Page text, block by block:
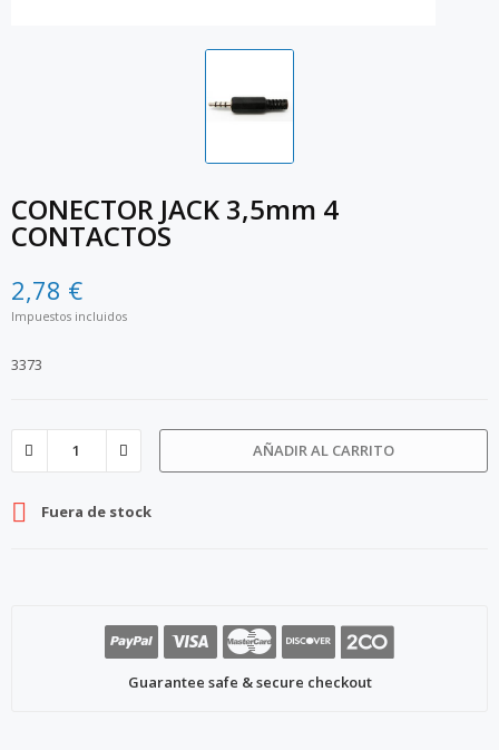
CONECTOR JACK 3,5mm 4
CONTACTOS
2,78 €
Impuestos incluidos
3373
AÑADIR AL CARRITO
 Fuera de stock
Guarantee safe & secure checkout